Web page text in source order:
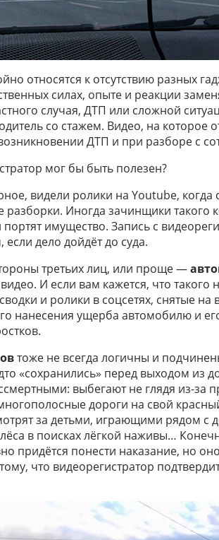
относятся к отсутствию разных
силах, опыте и реакции
случая, ДТП или сложной
со стажем. Видео, на которое
ДТП и при разборе с
мог бы быть полезен?
видели ролики на Youtube, когда
Иногда зачинщики такого
имущество. Запись с
дело дойдёт до суда.
третьих лиц, или проще —
И если вам кажется, что такого
и ролики в соцсетях, снятые на
нанесения ущерба автомобилю и
тоже не всегда логичны и
«сохранились» перед выходом из
выбегают не глядя из-за
дороги на свой
за детьми, играющими рядом с
в поисках лёгкой наживы…
придётся понести наказание, но
что видеорегистратор